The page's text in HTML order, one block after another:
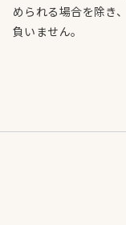
められる場合を除き
負いません。